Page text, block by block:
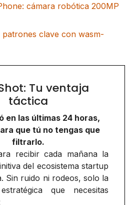
cámara robótica 200MP
patrones clave con wasm-
Tu ventaja
táctica
en las últimas 24 horas,
que tú no tengas que
filtrarlo.
recibir cada mañana la
del ecosistema startup
Sin ruido ni rodeos, solo la
que necesitas